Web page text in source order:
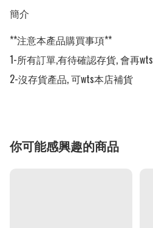
簡介
**注意本產品購買事項**
1-所有訂單,有待確認存貨, 會再
2-沒存貨產品, 可wts本店補貨
你可能感興趣的商品